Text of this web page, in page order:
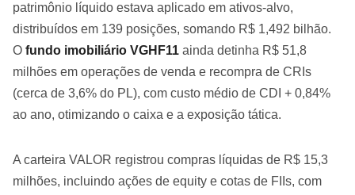
patrimônio líquido estava aplicado em ativos-alvo,
distribuídos em 139 posições, somando R$ 1,492 bilhão.
O fundo imobiliário VGHF11 ainda detinha R$ 51,8
milhões em operações de venda e recompra de CRIs
(cerca de 3,6% do PL), com custo médio de CDI + 0,84%
ao ano, otimizando o caixa e a exposição tática.
A carteira VALOR registrou compras líquidas de R$ 15,3
milhões, incluindo ações de equity e cotas de FIIs, com